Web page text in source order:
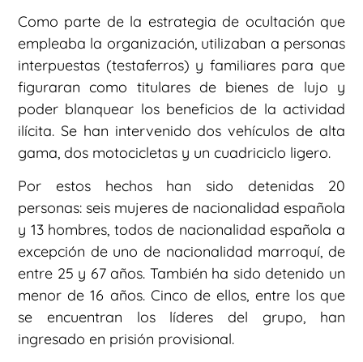
Como parte de la estrategia de ocultación que
empleaba la organización, utilizaban a personas
interpuestas (testaferros) y familiares para que
figuraran como titulares de bienes de lujo y
poder blanquear los beneficios de la actividad
ilícita. Se han intervenido dos vehículos de alta
gama, dos motocicletas y un cuadriciclo ligero.
Por estos hechos han sido detenidas 20
personas: seis mujeres de nacionalidad española
y 13 hombres, todos de nacionalidad española a
excepción de uno de nacionalidad marroquí, de
entre 25 y 67 años. También ha sido detenido un
menor de 16 años. Cinco de ellos, entre los que
se encuentran los líderes del grupo, han
ingresado en prisión provisional.